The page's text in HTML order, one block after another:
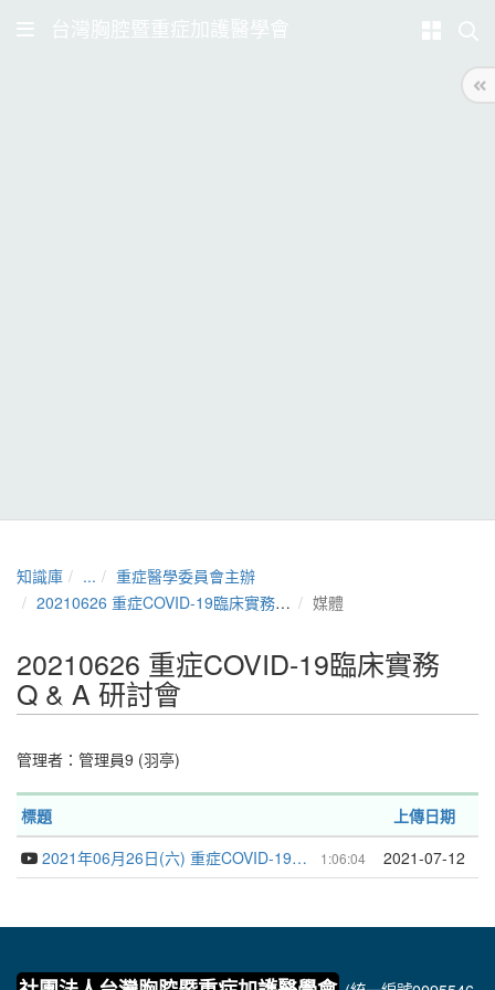
台灣胸腔暨重症加護醫學會
知識庫 ...
重症醫學委員會主辦
20210626 重症COVID-19臨床實務 Q & A 研討會
媒體
20210626 重症COVID-19臨床實務
Q & A 研討會
管理者： 管理員9 (羽亭)
標題 上傳日期
1:06:04
2021年06月26日(六) 重症COVID-19臨床實務 Q & A 研討會 2021-07-12